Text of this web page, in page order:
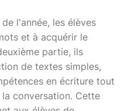
l'année, les élèves
et à acquérir le
partie, ils
de textes simples,
en écriture tout
conversation. Cette